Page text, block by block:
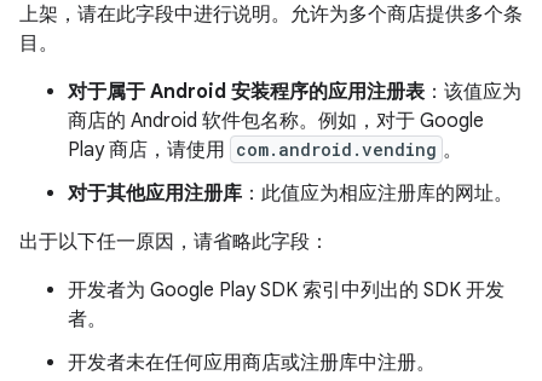
上架，请在此字段中进行说明。允许为多个商店提供多个条
目。
对于属于 Android 安装程序的应用注册表 ：该值应为
商店的 Android 软件包名称。例如，对于 Google
Play 商店，请使用 com.android.vending 。
对于其他应用注册库 ：此值应为相应注册库的网址。
出于以下任一原因，请省略此字段：
开发者为 Google Play SDK 索引中列出的 SDK 开发
者。
开发者未在任何应用商店或注册库中注册。